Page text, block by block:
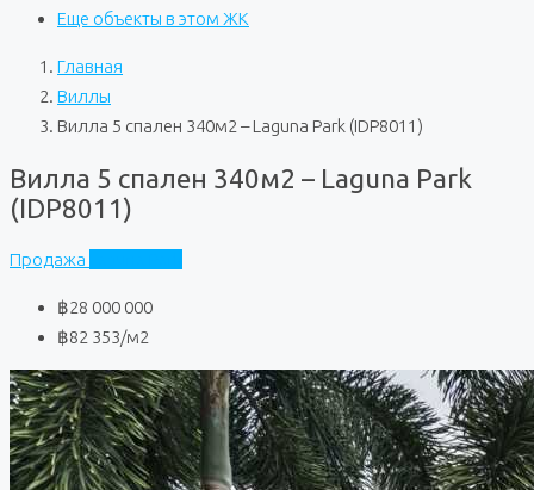
Еще объекты в этом ЖК
Главная
Виллы
Вилла 5 спален 340м2 – Laguna Park (IDP8011)
Вилла 5 спален 340м2 – Laguna Park
(IDP8011)
Продажа
฿28 000 000
฿82 353/м2